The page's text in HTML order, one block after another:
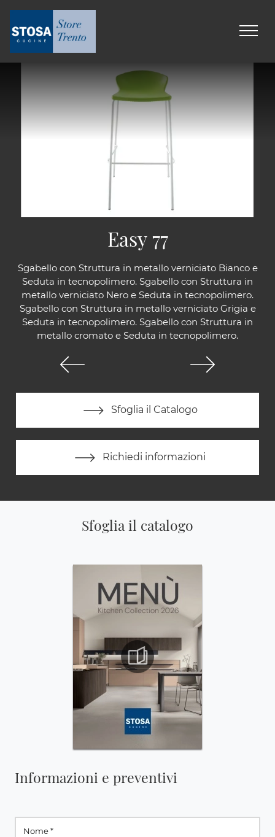
Sgabello con Struttura in metallo verniciato Bianco e
Seduta in tecnopolimero. Sgabello con Struttura in
metallo verniciato Nero e Seduta in tecnopolimero.
Sgabello con Struttura in metallo verniciato Grigia e
Seduta in tecnopolimero. Sgabello con Struttura in
metallo cromato e Seduta in tecnopolimero.
Sfoglia il Catalogo
Richiedi informazioni
Easy 77
Sfoglia il catalogo
Informazioni e preventivi